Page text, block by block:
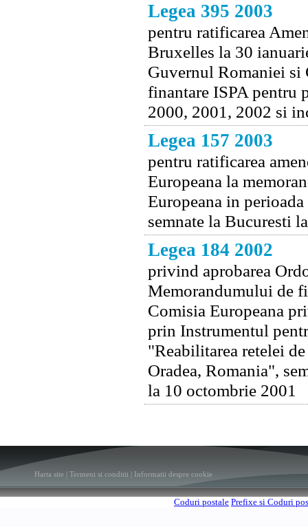
Legea 395 2003
pentru ratificarea
Bruxelles la 30
Guvernul Romaniei si
finantare ISPA pentru
2000, 2001, 2002 si
Legea 157 2003
pentru ratificarea
Europeana la
Europeana in
semnate la Bucuresti
Legea 184 2002
privind aprobarea
Memorandumului de
Comisia Europeana
prin Instrumentul
"Reabilitarea retelei
Oradea, Romania",
la 10 octombrie 2001
Harta site Termeni si conditii Informatii despre cookie
Coduri postale Prefixe si Coduri